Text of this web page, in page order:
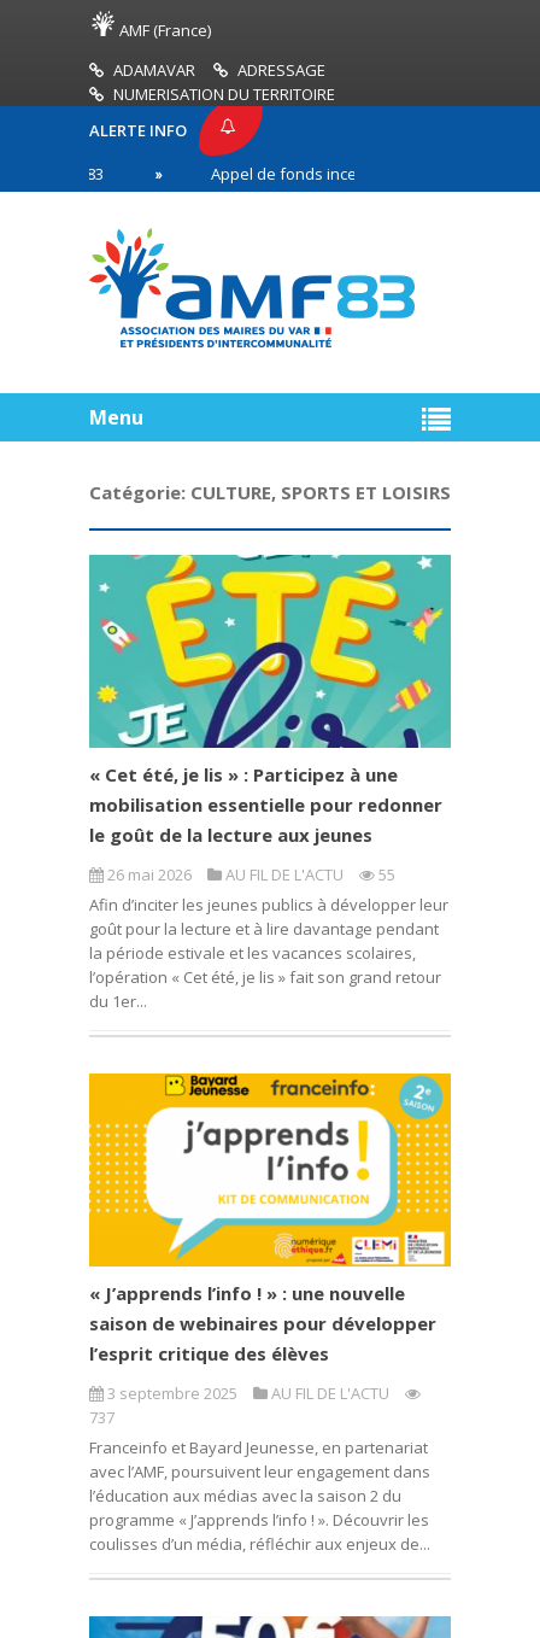
AMF (France)
ADAMAVAR
ADRESSAGE
NUMERISATION DU TERRITOIRE
ALERTE INFO
Appel de fonds incendies de forêt
ligne
Menu
Catégorie: CULTURE, SPORTS ET LOISIRS
« Cet été, je lis » : Participez à une
mobilisation essentielle pour redonner
le goût de la lecture aux jeunes
26 mai 2026 AU FIL DE L'ACTU
55
Afin d’inciter les jeunes publics à développer leur
goût pour la lecture et à lire davantage pendant
la période estivale et les vacances scolaires,
l’opération « Cet été, je lis » fait son grand retour
du 1er...
« J’apprends l’info ! » : une nouvelle
saison de webinaires pour développer
l’esprit critique des élèves
3 septembre 2025
AU FIL DE L'ACTU
737
Franceinfo et Bayard Jeunesse, en partenariat
avec l’AMF, poursuivent leur engagement dans
l’éducation aux médias avec la saison 2 du
programme « J’apprends l’info ! ». Découvrir les
coulisses d’un média, réfléchir aux enjeux de...